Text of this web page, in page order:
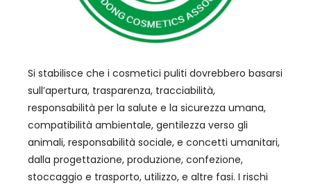
Si stabilisce che i cosmetici puliti dovrebbero basarsi
sull’apertura, trasparenza, tracciabilità,
responsabilità per la salute e la sicurezza umana,
compatibilità ambientale, gentilezza verso gli
animali, responsabilità sociale, e concetti umanitari,
dalla progettazione, produzione, confezione,
stoccaggio e trasporto, utilizzo, e altre fasi. I rischi